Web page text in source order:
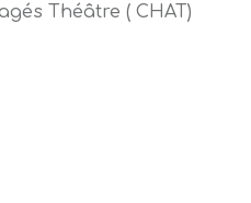
Théâtre ( CHAT)